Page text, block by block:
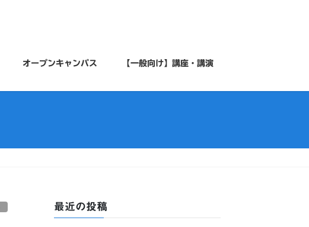
オープンキャンパス 【一般向け】講座・講演
最近の投稿